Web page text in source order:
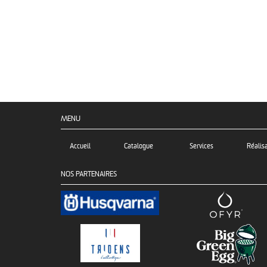
MENU
Accueil Catalogue Services
NOS PARTENAIRES